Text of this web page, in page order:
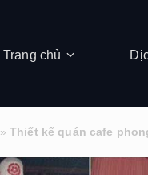
Trang chủ
»Thiết kế quán cafe